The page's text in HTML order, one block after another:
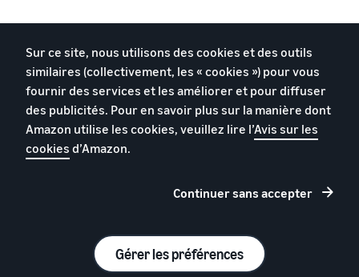
Sur ce site, nous utilisons des cookies et des outils
similaires (collectivement, les « cookies ») pour vous
fournir des services et les améliorer et pour diffuser
des publicités. Pour en savoir plus sur la manière dont
Amazon utilise les cookies, veuillez lire l’Avis sur les
cookies d’Amazon.
Continuer sans accepter
Gérer les préférences